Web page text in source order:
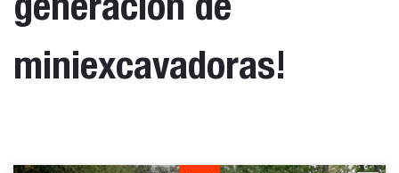
miniexcavadoras!